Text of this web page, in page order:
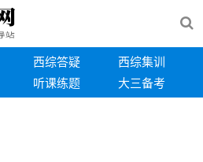
西综答疑
西综集训
听课练题 大三备考